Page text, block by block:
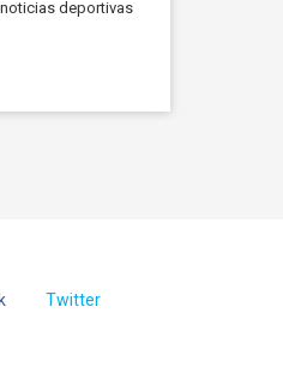
deportivas
Twitter